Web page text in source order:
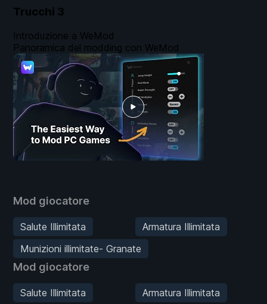
Trucchi 3
Mod giocatore
Salute Illimitata
Armatura Illimitata
Munizioni illimitate- Granate
Mod giocatore
Salute Illimitata
Armatura Illimitata
Introduzione a WeMod
Panoramica del modding con WeMod